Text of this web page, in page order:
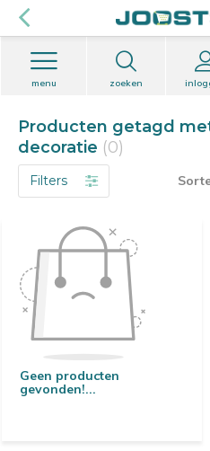
zoeken
menu
Producten getagd
decoratie (0)
Filters
Geen producten
gevonden!...